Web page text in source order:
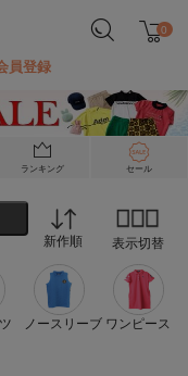
0
員登録
ランキング セール
新作順 表示切替
ノースリーブ ワンピース